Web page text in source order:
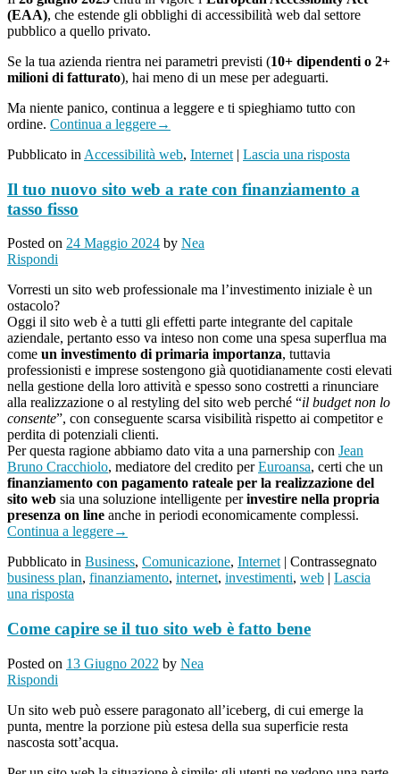
(EAA), che estende gli obblighi di accessibilità web dal settore
pubblico a quello privato.
Se la tua azienda rientra nei parametri previsti (10+ dipendenti o 2+
milioni di fatturato), hai meno di un mese per adeguarti.
Ma niente panico, continua a leggere e ti spieghiamo tutto con
ordine. Continua a leggere→
Pubblicato in Accessibilità web, Internet | Lascia una risposta
Il tuo nuovo sito web a rate con finanziamento a
tasso fisso
Posted on 24 Maggio 2024 by Nea
Rispondi
Vorresti un sito web professionale ma l’investimento iniziale è un
ostacolo?
Oggi il sito web è a tutti gli effetti parte integrante del capitale
aziendale, pertanto esso va inteso non come una spesa superflua ma
come un investimento di primaria importanza, tuttavia
professionisti e imprese sostengono già quotidianamente costi elevati
nella gestione della loro attività e spesso sono costretti a rinunciare
alla realizzazione o al restyling del sito web perché “il budget non lo
consente”, con conseguente scarsa visibilità rispetto ai competitor e
perdita di potenziali clienti.
Per questa ragione abbiamo dato vita a una parnership con Jean
Bruno Cracchiolo, mediatore del credito perEuroansa, certi che un
finanziamento con pagamento rateale per la realizzazione del
sito web sia una soluzione intelligente perinvestire nella propria
presenza on line anche in periodi economicamente complessi.
Continua a leggere→
Pubblicato in Business, Comunicazione, Internet | Contrassegnato
business plan, finanziamento, internet, investimenti, web | Lascia
una risposta
Come capire se il tuo sito web è fatto bene
Posted on 13 Giugno 2022 by Nea
Rispondi
Un sito web può essere paragonato all’iceberg, di cui emerge la
punta, mentre la porzione più estesa della sua superficie resta
nascosta sott’acqua.